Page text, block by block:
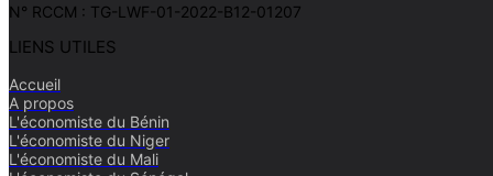
N° RCCM : TG-LWF-01-2022-B12-01207
LIENS UTILES
Accueil
A propos
L'économiste du Bénin
L'économiste du Niger
L'économiste du Mali